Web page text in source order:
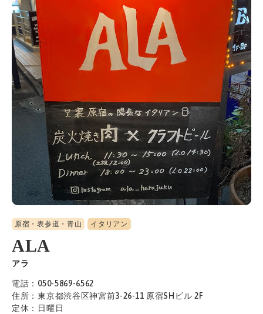
原宿・表参道・青山 イタリアン
ALA
アラ
電話：050-5869-6562
住所：東京都渋谷区神宮前3-26-11 原宿SHビル 2F
定休：日曜日